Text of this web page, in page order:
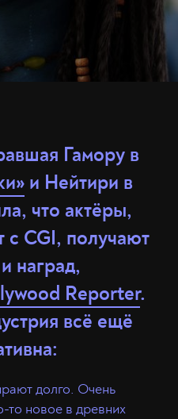
Гамору в
и Нейтири в
что актёры,
с CGI, получают
наград,
Reporter.
всё ещё
долго. Очень
то новое в древних